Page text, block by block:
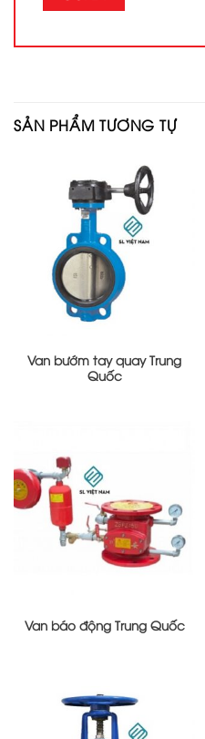
SẢN PHẨM TƯƠNG TỰ
Van bướm tay quay Trung
Quốc
Van báo động Trung Quốc